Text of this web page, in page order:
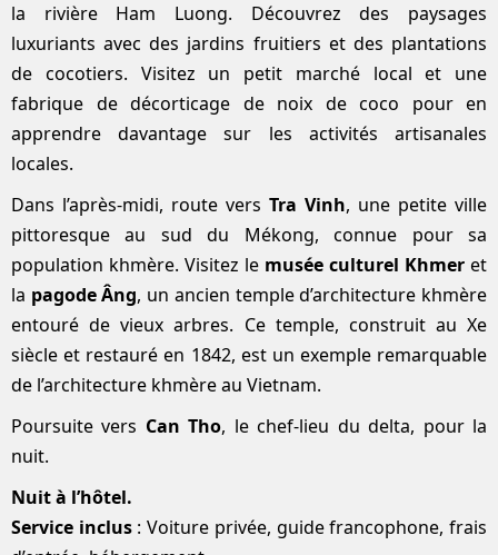
la rivière Ham Luong. Découvrez des paysages
luxuriants avec des jardins fruitiers et des plantations
de cocotiers. Visitez un petit marché local et une
fabrique de décorticage de noix de coco pour en
apprendre davantage sur les activités artisanales
locales.
Dans l’après-midi, route vers Tra Vinh, une petite ville
pittoresque au sud du Mékong, connue pour sa
population khmère. Visitez le musée culturel Khmer et
la pagode Âng, un ancien temple d’architecture khmère
entouré de vieux arbres. Ce temple, construit au Xe
siècle et restauré en 1842, est un exemple remarquable
de l’architecture khmère au Vietnam.
Poursuite vers Can Tho, le chef-lieu du delta, pour la
nuit.
Nuit à l’hôtel.
Service inclus: Voiture privée, guide francophone, frais